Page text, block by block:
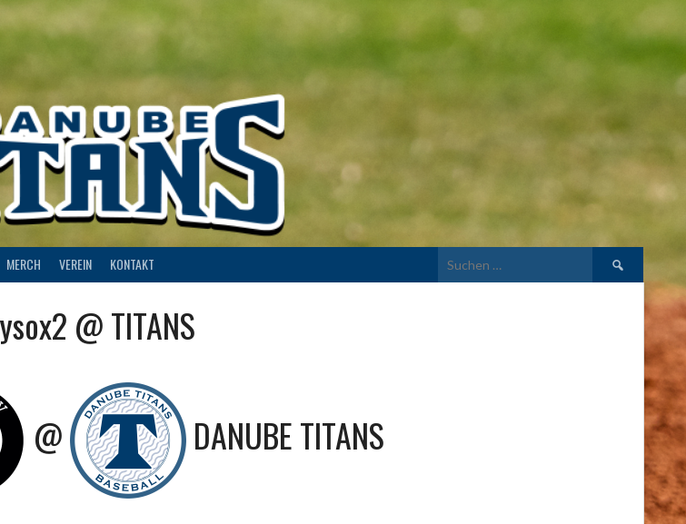
MERCH VEREIN KONTAKT
Suchen
@ TITANS
@ DANUBE TITANS